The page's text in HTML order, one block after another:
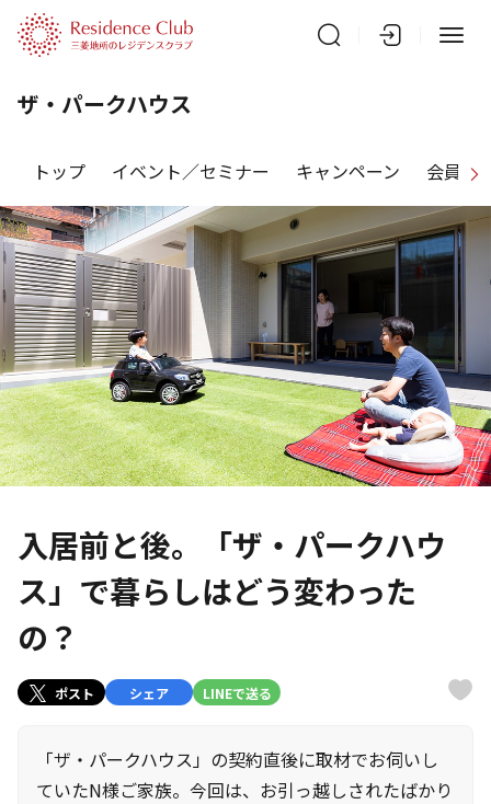
ザ・パークハウス
トップ イベント／セミナー キャンペーン 会員特
入居前と後。「ザ・パークハウ
ス」で暮らしはどう変わった
の？
ポスト シェア LINEで送る
「ザ・パークハウス」の契約直後に取材でお伺いし
ていたN様ご家族。今回は、お引っ越しされたばかり